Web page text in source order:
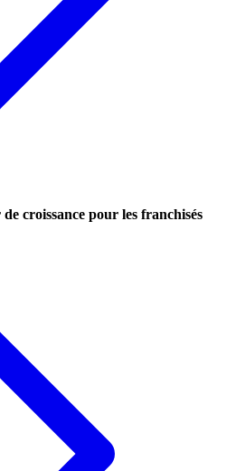
croissance pour les franchisés